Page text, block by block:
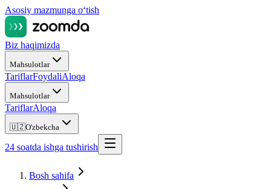
Asosiy mazmunga oʻtish
Biz haqimizda
Mahsulotlar
TariflarFoydaliAloqa
Mahsulotlar
TariflarAloqa
🇺🇿O'zbekcha
24 soatda ishga tushirish
Bosh sahifa